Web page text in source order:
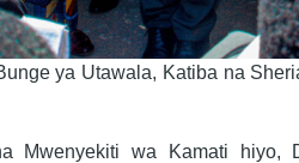
ya Utawala, Katiba na
Mwenyekiti wa Kamati